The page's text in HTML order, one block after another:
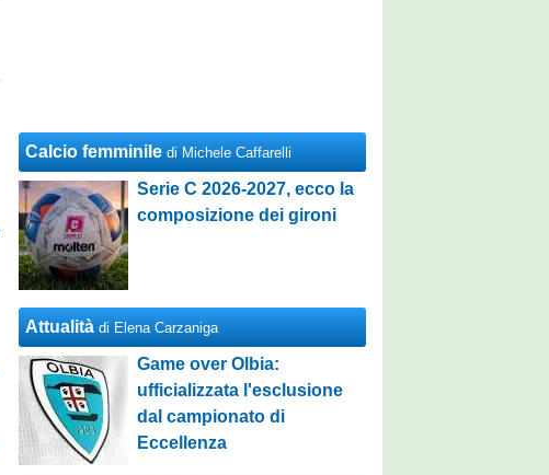
Calcio femminile di Michele Caffarelli
Serie C 2026-2027, ecco la
composizione dei gironi
Attualità di Elena Carzaniga
Game over Olbia:
ufficializzata l'esclusione
dal campionato di
Eccellenza